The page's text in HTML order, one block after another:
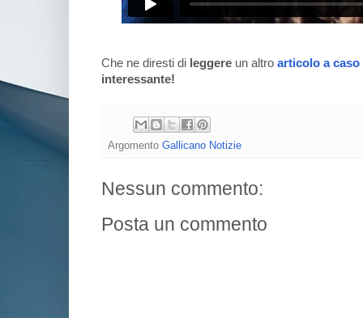
Che ne diresti di leggere un altro articolo a caso
interessante!
Argomento Gallicano Notizie
Nessun commento:
Posta un commento